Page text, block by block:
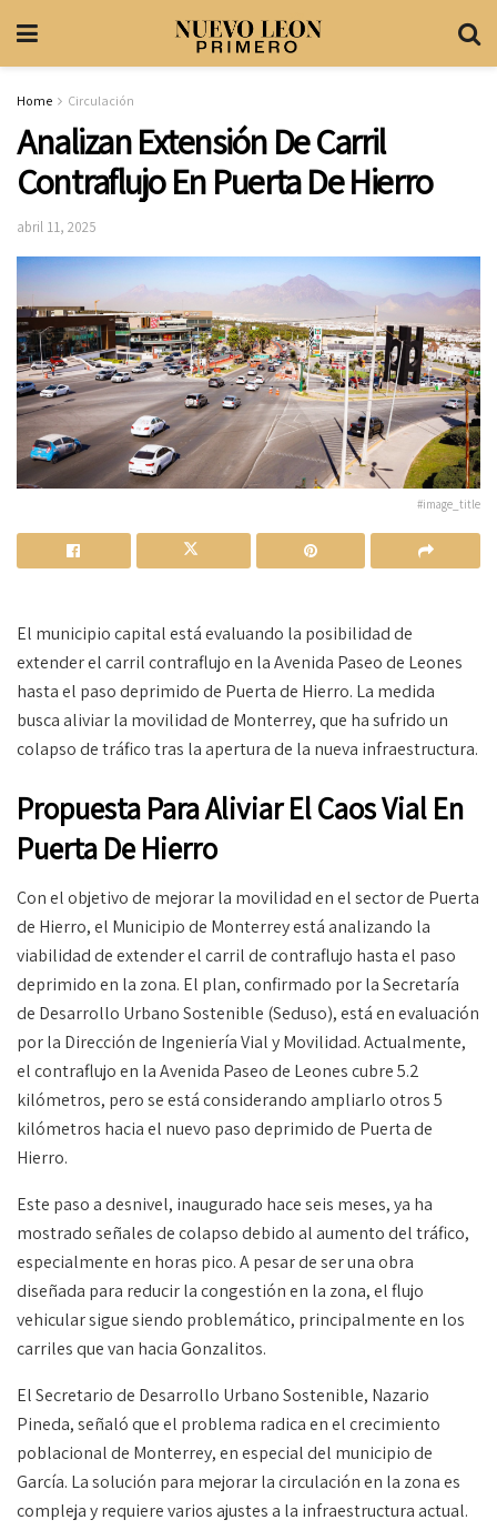
Home Circulación
Analizan Extensión De Carril
Contraflujo En Puerta De Hierro
abril 11, 2025
#image_title
El municipio capital está evaluando la posibilidad de
extender el carril contraflujo en la Avenida Paseo de Leones
hasta el paso deprimido de Puerta de Hierro. La medida
busca aliviar la movilidad de Monterrey, que ha sufrido un
colapso de tráfico tras la apertura de la nueva infraestructura.
Propuesta Para Aliviar El Caos Vial En
Puerta De Hierro
Con el objetivo de mejorar la movilidad en el sector de Puerta
de Hierro, el Municipio de Monterrey está analizando la
viabilidad de extender el carril de contraflujo hasta el paso
deprimido en la zona. El plan, confirmado por la Secretaría
de Desarrollo Urbano Sostenible (Seduso), está en evaluación
por la Dirección de Ingeniería Vial y Movilidad. Actualmente,
el contraflujo en la Avenida Paseo de Leones cubre 5.2
kilómetros, pero se está considerando ampliarlo otros 5
kilómetros hacia el nuevo paso deprimido de Puerta de
Hierro.
Este paso a desnivel, inaugurado hace seis meses, ya ha
mostrado señales de colapso debido al aumento del tráfico,
especialmente en horas pico. A pesar de ser una obra
diseñada para reducir la congestión en la zona, el flujo
vehicular sigue siendo problemático, principalmente en los
carriles que van hacia Gonzalitos.
El Secretario de Desarrollo Urbano Sostenible, Nazario
Pineda, señaló que el problema radica en el crecimiento
poblacional de Monterrey, en especial del municipio de
García. La solución para mejorar la circulación en la zona es
compleja y requiere varios ajustes a la infraestructura actual.